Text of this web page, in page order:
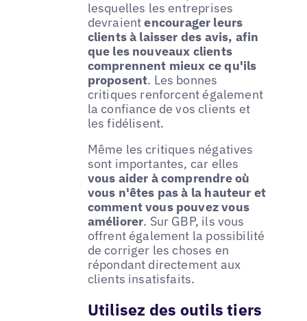
lesquelles les entreprises
devraientencourager leurs
clients à laisser des avis, afin
que les nouveaux clients
comprennent mieux ce qu'ils
proposent. Les bonnes
critiques renforcent également
la confiance de vos clients et
les fidélisent.
Même les critiques négatives
sont importantes, car elles
vous aider à comprendre où
vous n'êtes pas à la hauteur et
comment vous pouvez vous
améliorer. Sur GBP, ils vous
offrent également la possibilité
de corriger les choses en
répondant directement aux
clients insatisfaits.
Utilisez des outils tiers